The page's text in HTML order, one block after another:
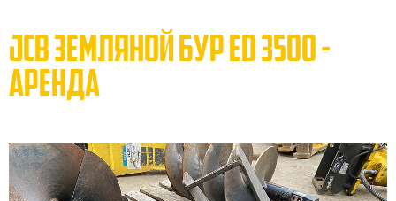
JCB ЗЕМЛЯНОЙ БУР ED 3500 -
АРЕНДА